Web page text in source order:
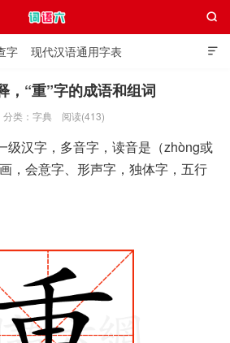

字 现代汉语通用字表
独体字大全 极简英语词典

，“重”字的成语和组词
分类： 字典 阅读(413)
级汉字，多音字，读音是（zhòng或
，会意字、形声字，独体字，五行